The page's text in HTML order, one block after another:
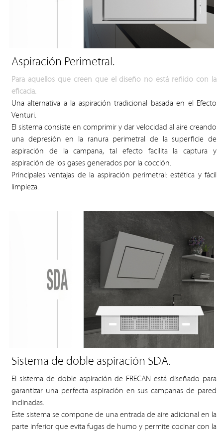
Aspiración Perimetral.
Para aquellos que creen que el diseño no está reñido con la
eficacia.
Una alternativa a la aspiración tradicional basada en el Efecto
Venturi.
El sistema consiste en comprimir y dar velocidad al aire creando
una depresión en la ranura perimetral de la superficie de
aspiración de la campana, tal efecto facilita la captura y
aspiración de los gases generados por la cocción.
Principales ventajas de la aspiración perimetral: estética y fácil
limpieza.
Sistema de doble aspiración SDA.
El sistema de doble aspiración de FRECAN está diseñado para
garantizar una perfecta aspiración en sus campanas de pared
inclinadas.
Este sistema se compone de una entrada de aire adicional en la
parte inferior que evita fugas de humo y permite cocinar con la